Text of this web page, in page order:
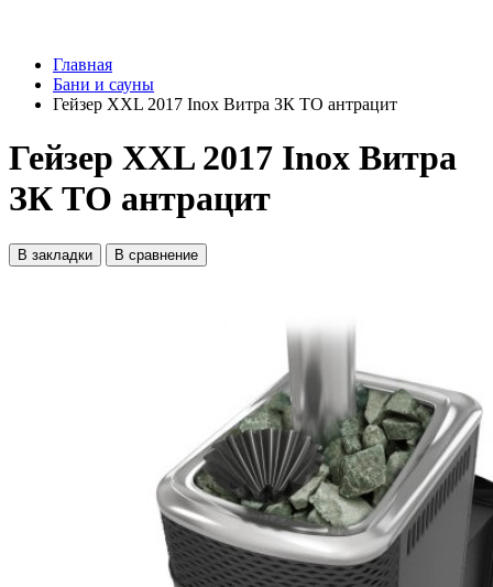
Главная
Бани и сауны
Гейзер XXL 2017 Inox Витра ЗК ТО антрацит
Гейзер XXL 2017 Inox Витра
ЗК ТО антрацит
В закладки В сравнение